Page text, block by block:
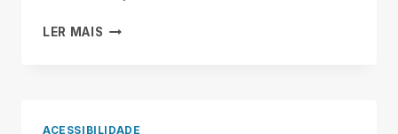
LER MAIS DIÁLOGO
ACESSIBILIDADE